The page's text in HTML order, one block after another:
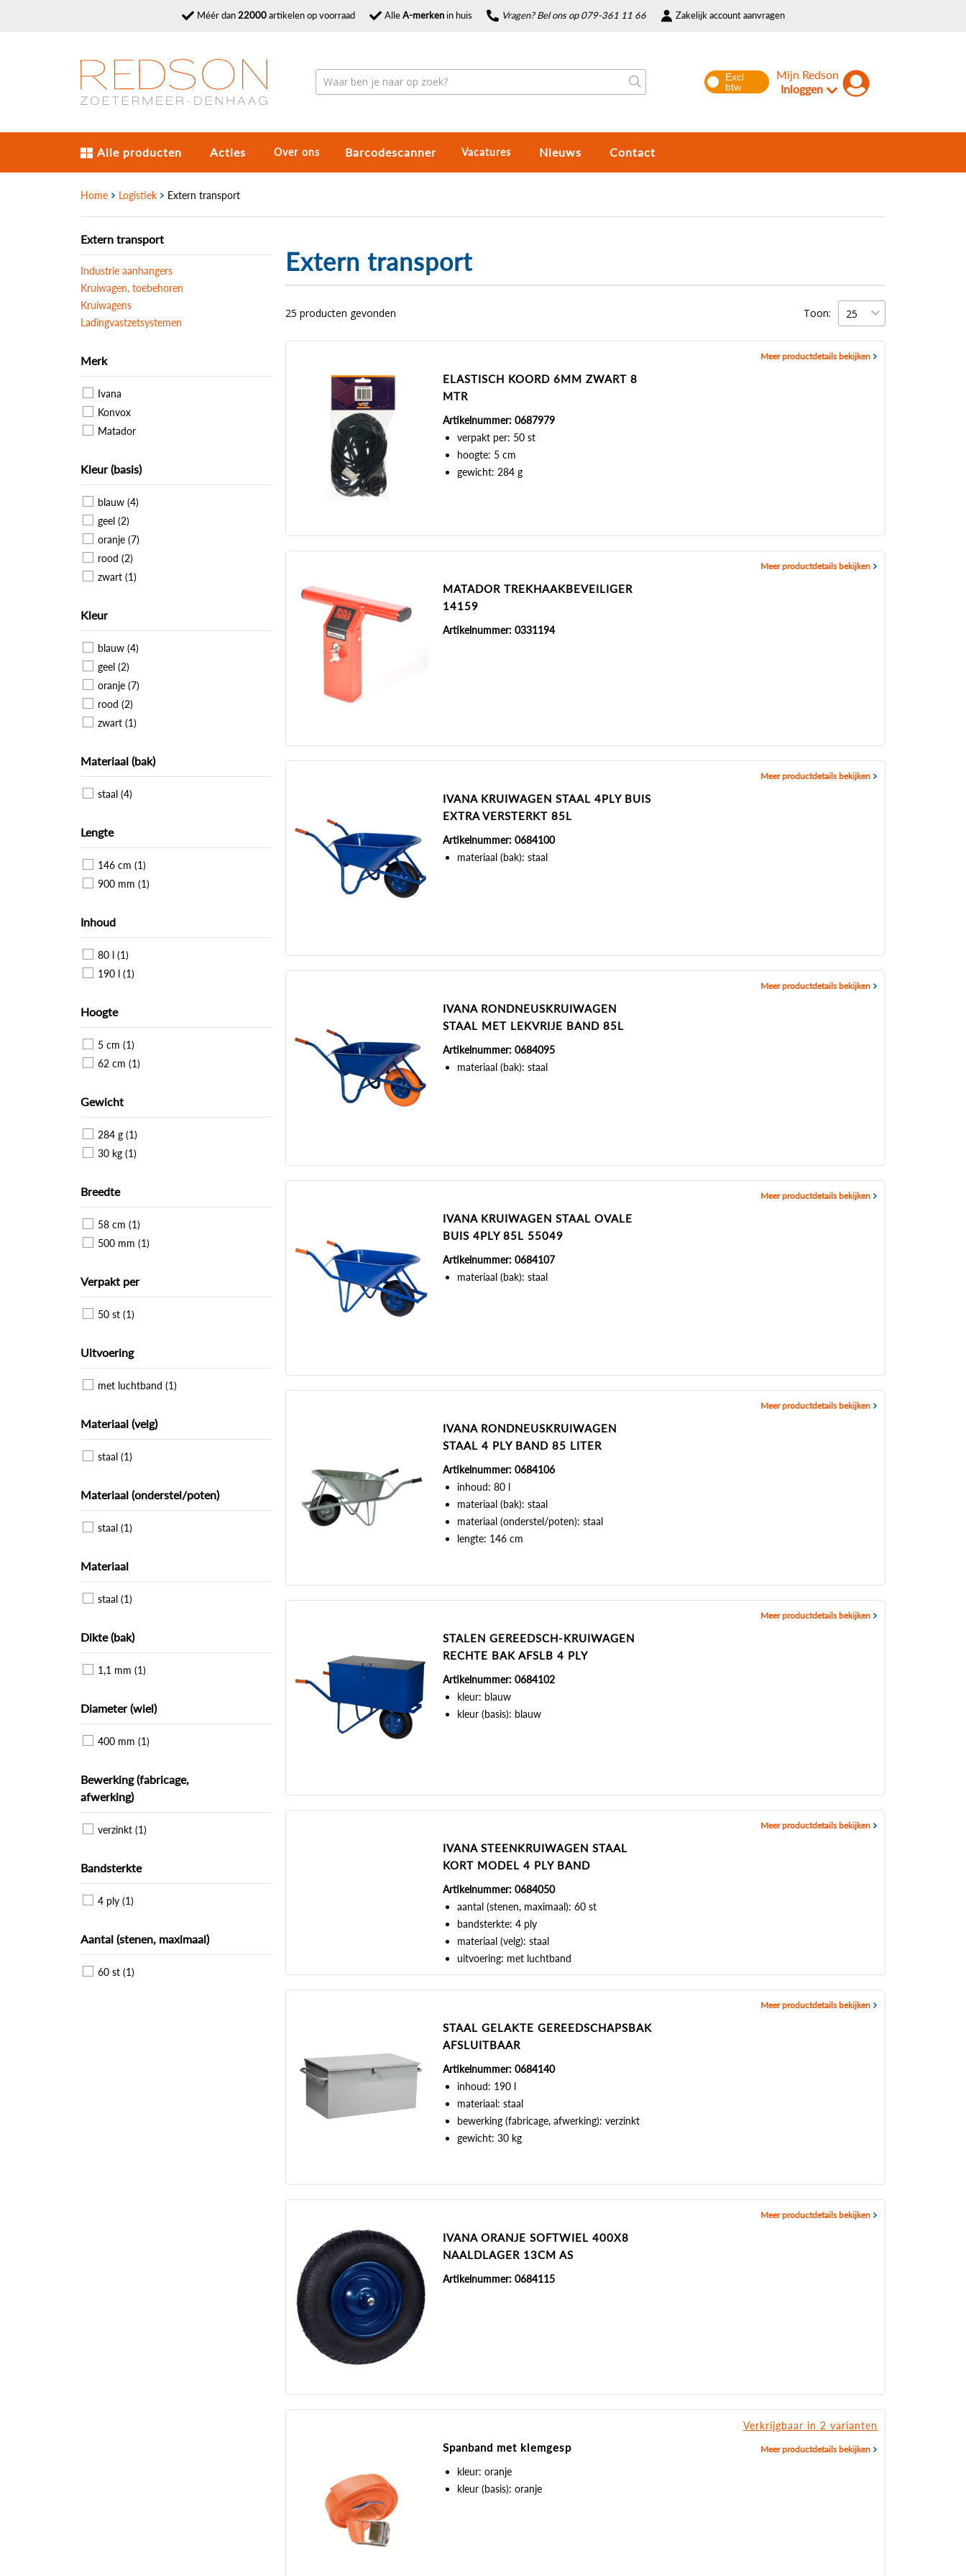
Méér dan22000artikelen op voorraad AlleA-merkenin huis Vragen? Bel ons op 079-361 11 66 Zakelijk account aanvragen
Mijn Redson
Inloggen
Alle producten Acties Over ons Barcodescanner Vacatures Nieuws Contact
Home Logistiek Extern transport
Extern transport
Industrie aanhangers
Kruiwagen, toebehoren
Kruiwagens
Ladingvastzetsystemen
Merk
Ivana
Konvox
Matador
Kleur (basis)
blauw (4)
geel (2)
oranje (7)
rood (2)
zwart (1)
Kleur
blauw (4)
geel (2)
oranje (7)
rood (2)
zwart (1)
Materiaal (bak)
staal (4)
Lengte
146 cm (1)
900 mm (1)
Inhoud
80 l (1)
190 l (1)
Hoogte
5 cm (1)
62 cm (1)
Gewicht
284 g (1)
30 kg (1)
Breedte
58 cm (1)
500 mm (1)
Verpakt per
50 st (1)
Uitvoering
met luchtband (1)
Materiaal (velg)
staal (1)
Materiaal (onderstel/poten)
staal (1)
Materiaal
staal (1)
Dikte (bak)
1,1 mm (1)
Diameter (wiel)
400 mm (1)
Bewerking (fabricage,
afwerking)
verzinkt (1)
Bandsterkte
4 ply (1)
Aantal (stenen, maximaal)
60 st (1)
Extern transport
25 producten gevonden Toon:
ELASTISCH KOORD 6MM ZWART 8
MTR
Artikelnummer: 0687979
verpakt per: 50 st
hoogte: 5 cm
gewicht: 284 g
Meer productdetails bekijken
MATADOR TREKHAAKBEVEILIGER
14159
Artikelnummer: 0331194
Meer productdetails bekijken
IVANA KRUIWAGEN STAAL 4PLY BUIS
EXTRA VERSTERKT 85L
Artikelnummer: 0684100
materiaal (bak): staal
Meer productdetails bekijken
IVANA RONDNEUSKRUIWAGEN
STAAL MET LEKVRIJE BAND 85L
Artikelnummer: 0684095
materiaal (bak): staal
Meer productdetails bekijken
IVANA KRUIWAGEN STAAL OVALE
BUIS 4PLY 85L 55049
Artikelnummer: 0684107
materiaal (bak): staal
Meer productdetails bekijken
IVANA RONDNEUSKRUIWAGEN
STAAL 4 PLY BAND 85 LITER
Artikelnummer: 0684106
inhoud: 80 l
materiaal (bak): staal
materiaal (onderstel/poten): staal
lengte: 146 cm
Meer productdetails bekijken
STALEN GEREEDSCH-KRUIWAGEN
RECHTE BAK AFSLB 4 PLY
Artikelnummer: 0684102
kleur: blauw
kleur (basis): blauw
Meer productdetails bekijken
IVANA STEENKRUIWAGEN STAAL
KORT MODEL 4 PLY BAND
Artikelnummer: 0684050
aantal (stenen, maximaal): 60 st
bandsterkte: 4 ply
materiaal (velg): staal
uitvoering: met luchtband
Meer productdetails bekijken
STAAL GELAKTE GEREEDSCHAPSBAK
AFSLUITBAAR
Artikelnummer: 0684140
inhoud: 190 l
materiaal: staal
bewerking (fabricage, afwerking): verzinkt
gewicht: 30 kg
Meer productdetails bekijken
IVANA ORANJE SOFTWIEL 400X8
NAALDLAGER 13CM AS
Artikelnummer: 0684115
Meer productdetails bekijken
Spanband met klemgesp
kleur: oranje
kleur (basis): oranje
Verkrijgbaar in 2 varianten
Meer productdetails bekijken